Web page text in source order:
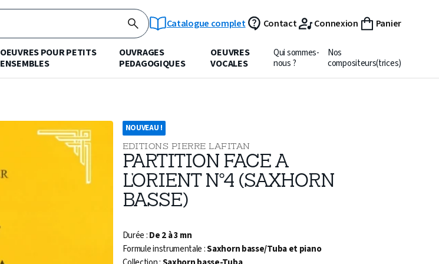
Catalogue complet Contact Connexion Panier
OEUVRES POUR PETITS
ENSEMBLES
OUVRAGES
PEDAGOGIQUES
OEUVRES
VOCALES
Qui sommes-
nous ?
Nos
compositeurs(trices)
NOUVEAU !
EDITIONS PIERRE LAFITAN
PARTITION FACE A
L’ORIENT N°4 (SAXHORN
BASSE)
Durée :De 2 à 3 mn
Formule instrumentale :Saxhorn basse/Tuba et piano